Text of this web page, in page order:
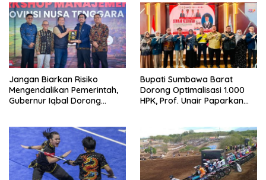
Jangan Biarkan Risiko
Mengendalikan Pemerintah,
Gubernur Iqbal Dorong
Bupati Sumbawa Barat
Dorong Optimalisasi 1.000
HPK, Prof. Unair Paparkan